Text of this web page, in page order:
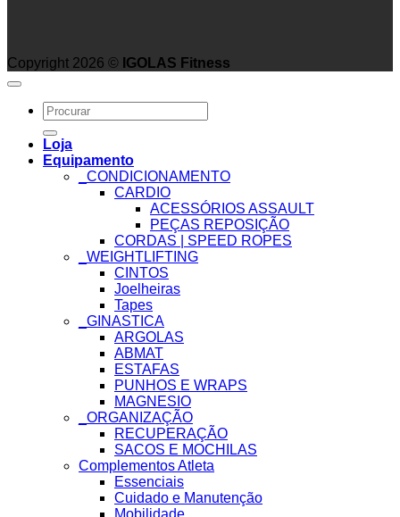
Copyright 2026 © IGOLAS Fitness
Search
for:
Loja
Equipamento
_CONDICIONAMENTO
CARDIO
ACESSÓRIOS ASSAULT
PEÇAS REPOSIÇÃO
CORDAS | SPEED ROPES
_WEIGHTLIFTING
CINTOS
Joelheiras
Tapes
_GINASTICA
ARGOLAS
ABMAT
ESTAFAS
PUNHOS E WRAPS
MAGNESIO
_ORGANIZAÇÃO
RECUPERAÇÃO
SACOS E MOCHILAS
Complementos Atleta
Essenciais
Cuidado e Manutenção
Mobilidade